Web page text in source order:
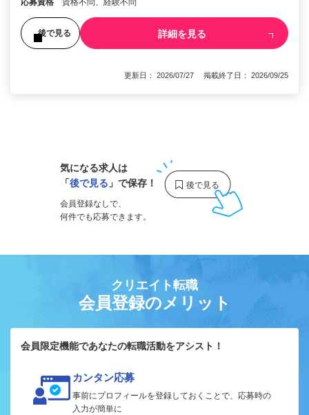
後で見る 詳細を見る
更新日： 2026/07/27 掲載終了日： 2026/09/25
気になる求人は
「後で見る 」で保存！
会員登録なしで、
何件でも応募できます。
クリエイト転職
会員登録のメリット
会員限定機能であなたの転職活動をアシスト！
カンタン応募
事前にプロフィールを登録しておくことで、応募時の
入力が簡単に